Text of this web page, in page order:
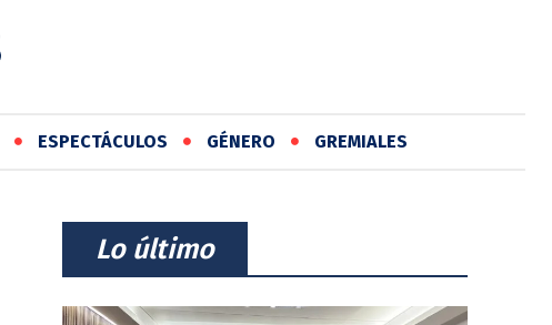
ESPECTÁCULOS GÉNERO GREMIALES
⠀Lo último⠀